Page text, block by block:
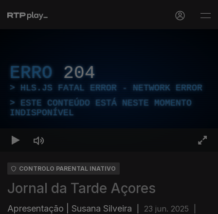
ERRO 204
HLS.JS FATAL ERROR - NETWORK ERROR
ESTE CONTEÚDO ESTÁ NESTE MOMENTO
INDISPONÍVEL
CONTROLO PARENTAL INATIVO
Jornal da Tarde Açores
Apresentação | Susana Silveira 23 jun. 2025